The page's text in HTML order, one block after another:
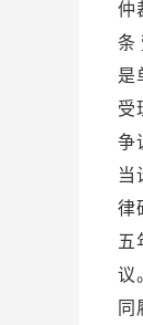
仲
条
是
受
争
律
五
议
同